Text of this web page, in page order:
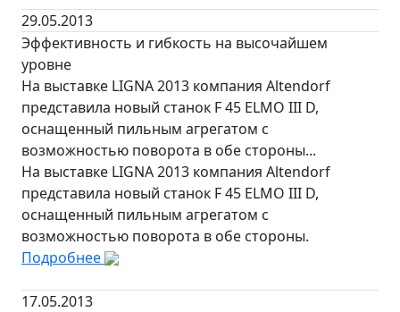
29.05.2013
Эффективность и гибкость на высочайшем
уровне
На выставке LIGNA 2013 компания Altendorf
представила новый станок F 45 ELMO III D,
оснащенный пильным агрегатом с
возможностью поворота в обе стороны...
На выставке LIGNA 2013 компания Altendorf
представила новый станок F 45 ELMO III D,
оснащенный пильным агрегатом с
возможностью поворота в обе стороны.
Подробнее
17.05.2013